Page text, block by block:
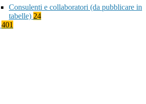
Consulenti e collaboratori (da pubblicare in
tabelle) 24
401